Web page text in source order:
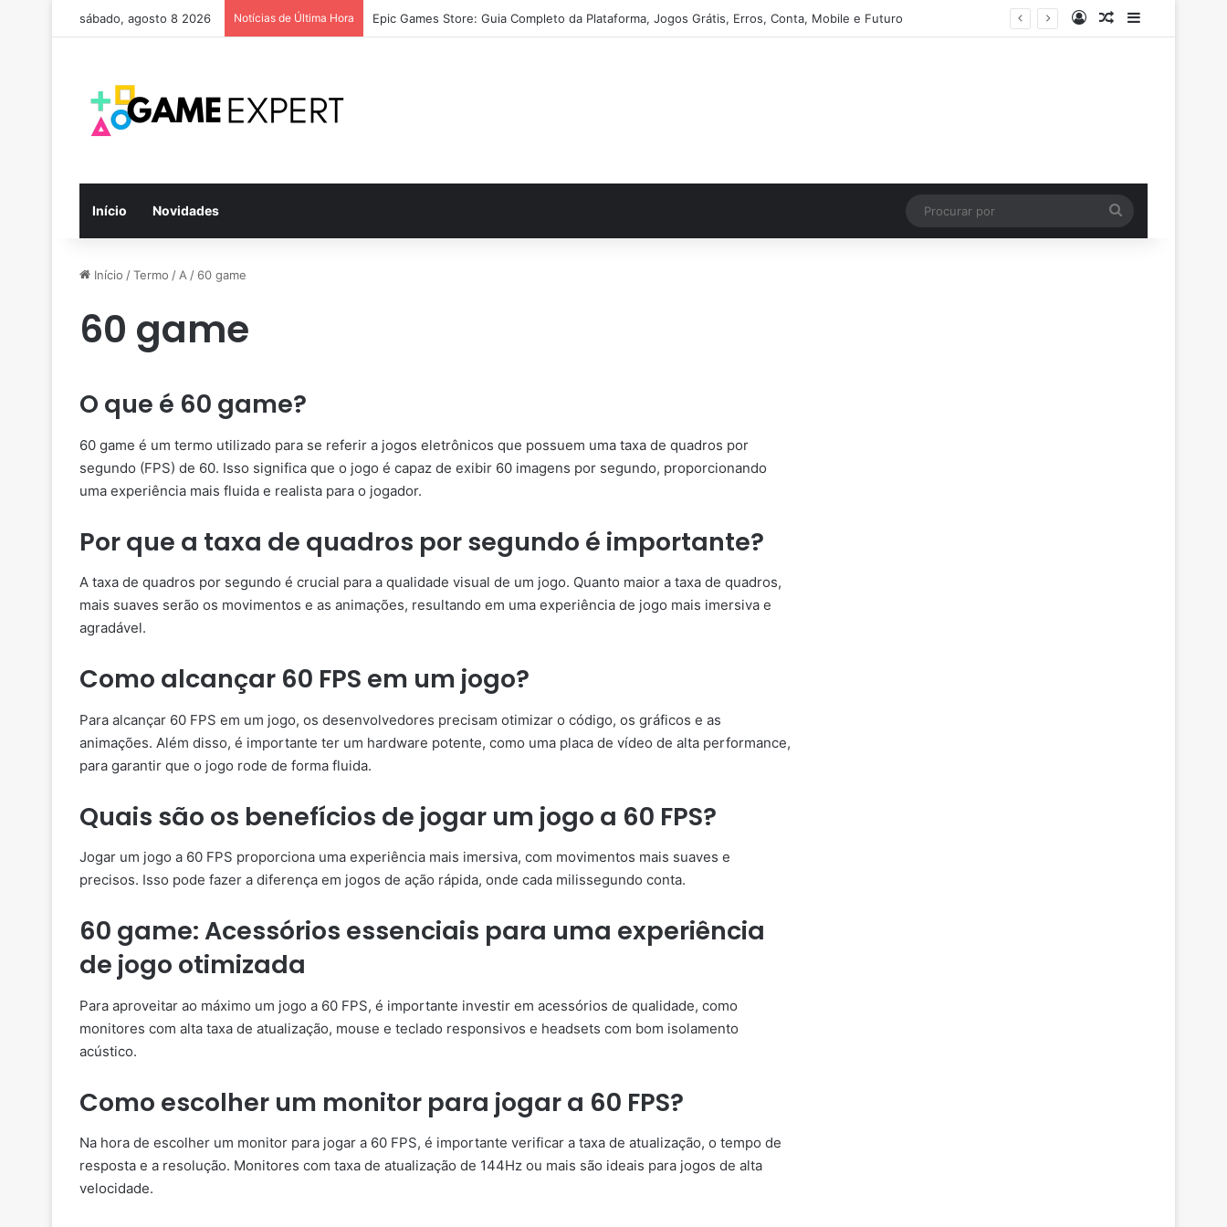
sábado, agosto 8 2026 Notícias de Última Hora Epic Games Store: Guia Completo da Plataforma, Jogos Grátis, Erros, Conta, Mobile e Futuro EntrarArtigo aleatório
Barra Lateral
Início Novidades
por
Início /Termo / A / 60 game
60 game
O que é 60 game?
60 game é um termo utilizado para se referir a jogos eletrônicos que possuem uma taxa de quadros por
segundo (FPS) de 60. Isso significa que o jogo é capaz de exibir 60 imagens por segundo, proporcionando
uma experiência mais fluida e realista para o jogador.
Por que a taxa de quadros por segundo é importante?
A taxa de quadros por segundo é crucial para a qualidade visual de um jogo. Quanto maior a taxa de quadros,
mais suaves serão os movimentos e as animações, resultando em uma experiência de jogo mais imersiva e
agradável.
Como alcançar 60 FPS em um jogo?
Para alcançar 60 FPS em um jogo, os desenvolvedores precisam otimizar o código, os gráficos e as
animações. Além disso, é importante ter um hardware potente, como uma placa de vídeo de alta performance,
para garantir que o jogo rode de forma fluida.
Quais são os benefícios de jogar um jogo a 60 FPS?
Jogar um jogo a 60 FPS proporciona uma experiência mais imersiva, com movimentos mais suaves e
precisos. Isso pode fazer a diferença em jogos de ação rápida, onde cada milissegundo conta.
60 game: Acessórios essenciais para uma experiência
de jogo otimizada
Para aproveitar ao máximo um jogo a 60 FPS, é importante investir em acessórios de qualidade, como
monitores com alta taxa de atualização, mouse e teclado responsivos e headsets com bom isolamento
acústico.
Como escolher um monitor para jogar a 60 FPS?
Na hora de escolher um monitor para jogar a 60 FPS, é importante verificar a taxa de atualização, o tempo de
resposta e a resolução. Monitores com taxa de atualização de 144Hz ou mais são ideais para jogos de alta
velocidade.